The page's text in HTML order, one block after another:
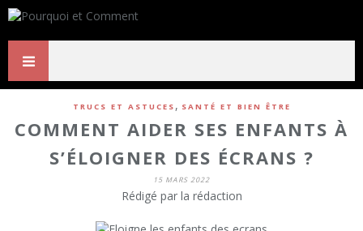
TRUCS ET ASTUCES , SANTÉ ET BIEN ÊTRE
COMMENT AIDER SES ENFANTS À
S’ÉLOIGNER DES ÉCRANS ?
15 MARS 2022
Rédigé par la rédaction